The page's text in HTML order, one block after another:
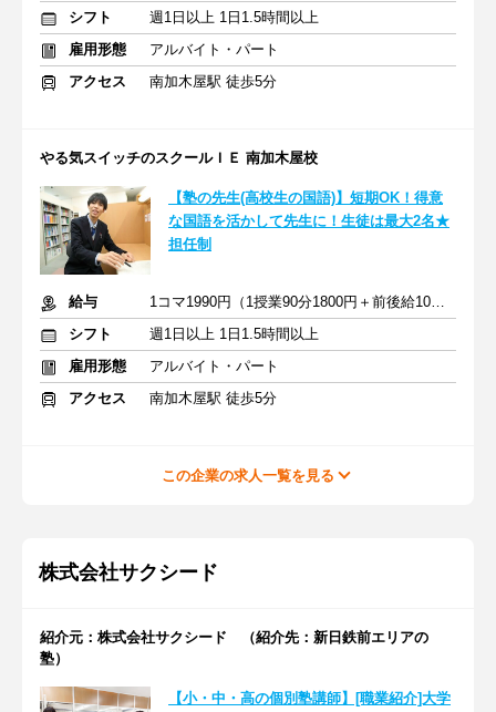
シフト
週1日以上 1日1.5時間以上
雇用形態
アルバイト・パート
アクセス
南加木屋駅 徒歩5分
やる気スイッチのスクールＩＥ 南加木屋校
【塾の先生(高校生の国語)】短期OK！得意
な国語を活かして先生に！生徒は最大2名★
担任制
給与
1コマ1990円（1授業90分1800円＋前後給10分190円）
シフト
週1日以上 1日1.5時間以上
雇用形態
アルバイト・パート
アクセス
南加木屋駅 徒歩5分
この企業の求人一覧を見る
株式会社サクシード
紹介元：株式会社サクシード （紹介先：新日鉄前エリアの
塾）
【小・中・高の個別塾講師】[職業紹介]大学